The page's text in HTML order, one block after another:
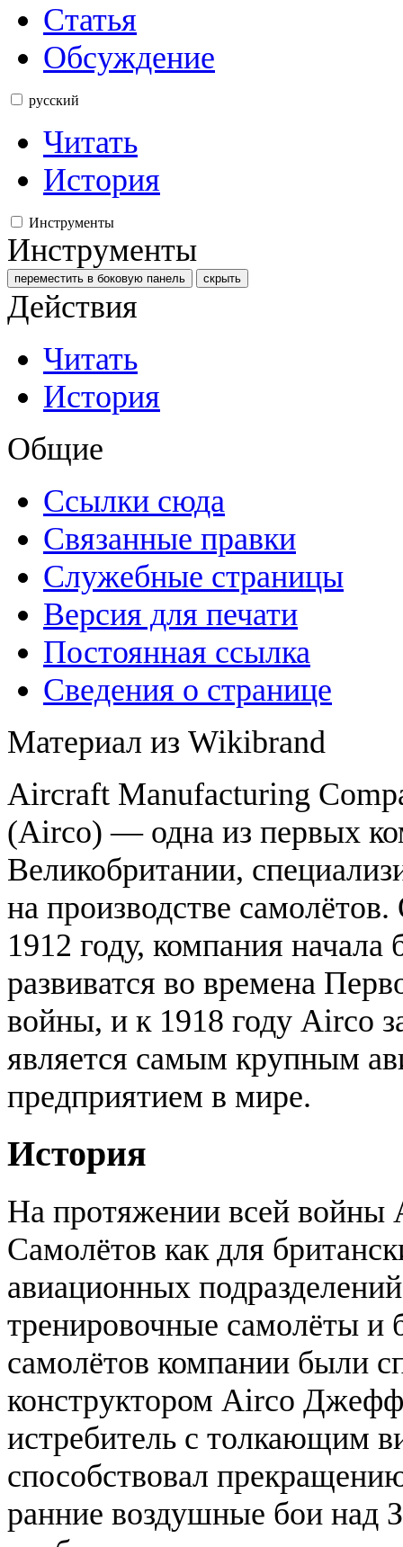
Статья
Обсуждение
русский
Читать
История
Инструменты
Инструменты
переместить в боковую панель скрыть
Действия
Читать
История
Общие
Ссылки сюда
Связанные правки
Служебные страницы
Версия для печати
Постоянная ссылка
Сведения о странице
Материал из Wikibrand
Aircraft Manufacturing
(Airco) — одна из первых
Великобритании,
на производстве
1912 году, компания начала
развиватся во времена
войны, и к 1918 году Airco
является самым крупным
предприятием в мире.
История
На протяжении всей войны
Самолётов как для
авиационных
тренировочные самолёты
самолётов компании были
конструктором Airco
истребитель с толкающим
способствовал
ранние воздушные бои над